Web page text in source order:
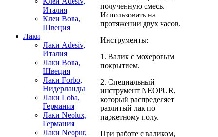
Италия
Клеи Bona,
Швеция
Лаки
Лаки Adesiv,
Италия
Лаки Bona,
Швеция
Лаки Forbo,
Нидерланды
Лаки Loba,
Германия
Лаки Neolux,
Германия
Лаки Neopur,
полученную смесь.
Использовать на
протяжении двух часов.
Инструменты:
1. Валик с мохеровым
покрытием.
2. Специальный
инструмент NEOPUR,
который распределяет
разлитый лак по
паркетному полу.
При работе с валиком,